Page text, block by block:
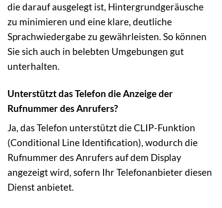
die darauf ausgelegt ist, Hintergrundgeräusche
zu minimieren und eine klare, deutliche
Sprachwiedergabe zu gewährleisten. So können
Sie sich auch in belebten Umgebungen gut
unterhalten.
Unterstützt das Telefon die Anzeige der
Rufnummer des Anrufers?
Ja, das Telefon unterstützt die CLIP-Funktion
(Conditional Line Identification), wodurch die
Rufnummer des Anrufers auf dem Display
angezeigt wird, sofern Ihr Telefonanbieter diesen
Dienst anbietet.